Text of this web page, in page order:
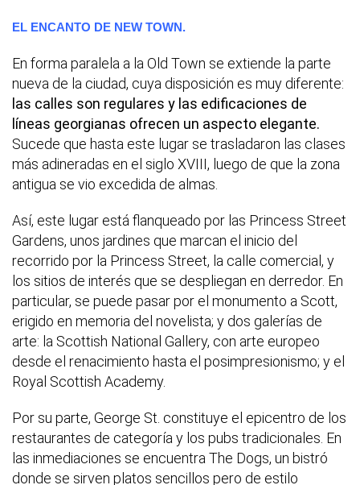
EL ENCANTO DE NEW TOWN.
En forma paralela a la Old Town se extiende la parte
nueva de la ciudad, cuya disposición es muy diferente:
las calles son regulares y las edificaciones de
líneas georgianas ofrecen un aspecto elegante.
Sucede que hasta este lugar se trasladaron las clases
más adineradas en el siglo XVIII, luego de que la zona
antigua se vio excedida de almas.
Así, este lugar está flanqueado por las Princess Street
Gardens, unos jardines que marcan el inicio del
recorrido por la Princess Street, la calle comercial, y
los sitios de interés que se despliegan en derredor. En
particular, se puede pasar por el monumento a Scott,
erigido en memoria del novelista; y dos galerías de
arte: la Scottish National Gallery, con arte europeo
desde el renacimiento hasta el posimpresionismo; y el
Royal Scottish Academy.
Por su parte, George St. constituye el epicentro de los
restaurantes de categoría y los pubs tradicionales. En
las inmediaciones se encuentra The Dogs, un bistró
donde se sirven platos sencillos pero de estilo